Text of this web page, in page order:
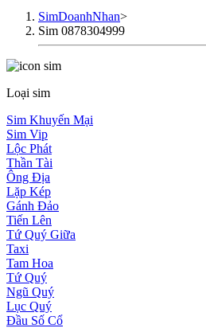
SimDoanhNhan>
Sim 0878304999
Loại sim
Sim Khuyến Mại
Sim Vip
Lộc Phát
Thần Tài
Ông Địa
Lặp Kép
Gánh Đảo
Tiến Lên
Tứ Quý Giữa
Taxi
Tam Hoa
Tứ Quý
Ngũ Quý
Lục Quý
Đầu Số Cổ